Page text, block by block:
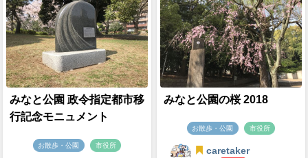
みなと公園 政令指定都市移
行記念モニュメント
お散歩・公園 市役所
みなと公園の桜 2018
お散歩・公園 市役所
caretaker